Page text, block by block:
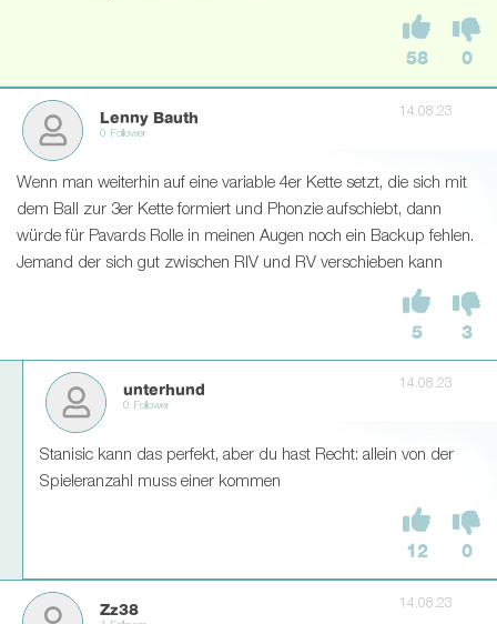
58 0
Lenny Bauth
0 Follower
14.08.23
Wenn man weiterhin auf eine variable 4er Kette setzt, die sich mit
dem Ball zur 3er Kette formiert und Phonzie aufschiebt, dann
würde für Pavards Rolle in meinen Augen noch ein Backup fehlen.
Jemand der sich gut zwischen RIV und RV verschieben kann
5 3
unterhund
0 Follower
14.08.23
Stanisic kann das perfekt, aber du hast Recht: allein von der
Spieleranzahl muss einer kommen
12 0
Zz38 14.08.23